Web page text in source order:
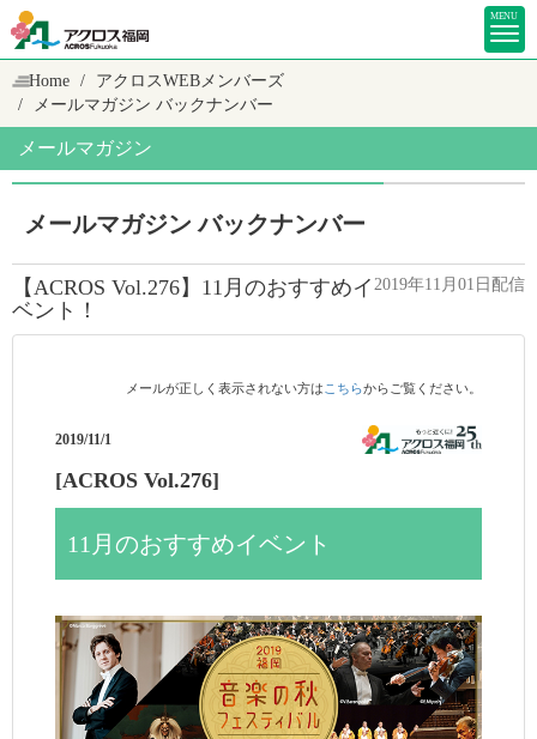
MENU
Home
アクロスWEBメンバーズ
メールマガジン バックナンバー
メールマガジン
メールマガジン バックナンバー
2019年11月01日配信
【ACROS Vol.276】11月のおすすめイ
ベント！
メールが正しく表示されない方は こちらからご覧ください。
2019/11/1
[ACROS Vol.276]
11月のおすすめイベント